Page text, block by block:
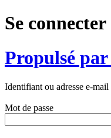
Se connecter
Propulsé
Identifiant ou adresse e-mail
Mot de passe